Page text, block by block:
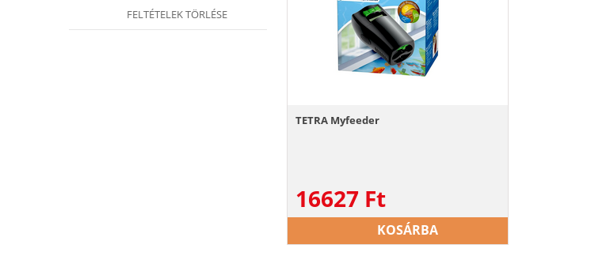
FELTÉTELEK TÖRLÉSE
TETRA Myfeeder
16627 Ft
KOSÁRBA